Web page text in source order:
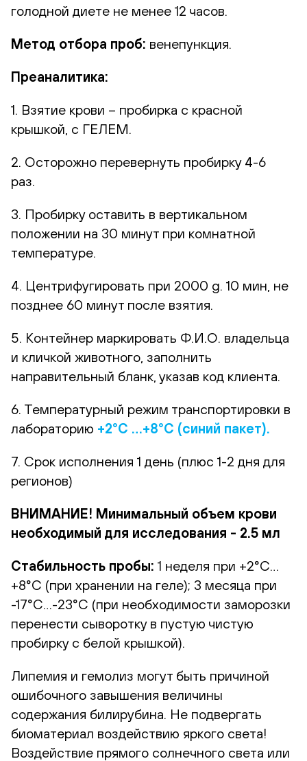
голодной диете не менее 12 часов.
Метод отбора проб: венепункция.
Преаналитика:
1. Взятие крови – пробирка с красной
крышкой, с ГЕЛЕМ.
2. Осторожно перевернуть пробирку 4-6
раз.
3. Пробирку оставить в вертикальном
положении на 30 минут при комнатной
температуре.
4. Центрифугировать при 2000 g. 10 мин, не
позднее 60 минут после взятия.
5. Контейнер маркировать Ф.И.О. владельца
и кличкой животного, заполнить
направительный бланк, указав код клиента.
6. Температурный режим транспортировки в
лабораторию +2°С …+8°С (синий пакет).
7. Срок исполнения 1 день (плюс 1-2 дня для
регионов)
ВНИМАНИЕ! Минимальный объем крови
необходимый для исследования - 2.5 мл
Стабильность пробы: 1 неделя при +2°С…
+8°С (при хранении на геле); 3 месяца при
-17°С…-23°С (при необходимости заморозки
перенести сыворотку в пустую чистую
пробирку с белой крышкой).
Липемия и гемолиз могут быть причиной
ошибочного завышения величины
содержания билирубина. Не подвергать
биоматериал воздействию яркого света!
Воздействие прямого солнечного света или